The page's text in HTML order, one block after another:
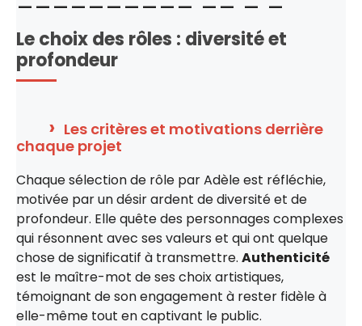
Le choix des rôles : diversité et
profondeur
Les critères et motivations derrière
chaque projet
Chaque sélection de rôle par Adèle est réfléchie,
motivée par un désir ardent de diversité et de
profondeur. Elle quête des personnages complexes
qui résonnent avec ses valeurs et qui ont quelque
chose de significatif à transmettre. Authenticité
est le maître-mot de ses choix artistiques,
témoignant de son engagement à rester fidèle à
elle-même tout en captivant le public.